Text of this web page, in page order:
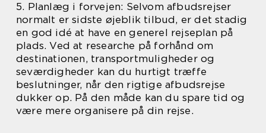
5. Planlæg i forvejen: Selvom afbudsrejser
normalt er sidste øjeblik tilbud, er det stadig
en god idé at have en generel rejseplan på
plads. Ved at researche på forhånd om
destinationen, transportmuligheder og
seværdigheder kan du hurtigt træffe
beslutninger, når den rigtige afbudsrejse
dukker op. På den måde kan du spare tid og
være mere organisere på din rejse.